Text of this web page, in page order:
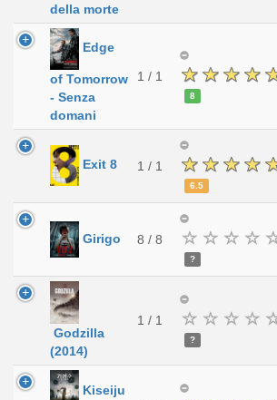
della morte
Edge
of Tomorrow
- Senza
domani
1 / 1
8
Exit 8 1 / 1
6.5
Girigo 8 / 8
?
Godzilla
(2014)
1 / 1
?
Kiseiju